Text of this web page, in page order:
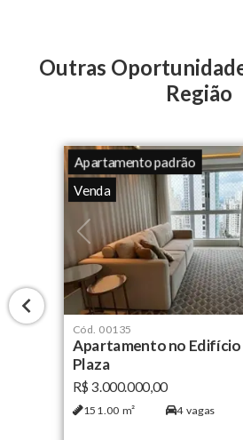
Outras
Região
Apartamento padrão
Venda
Cód. 00135
Apartamento no Edifício
Plaza
R$ 3.000.000,00
151.00 m² 4vagas